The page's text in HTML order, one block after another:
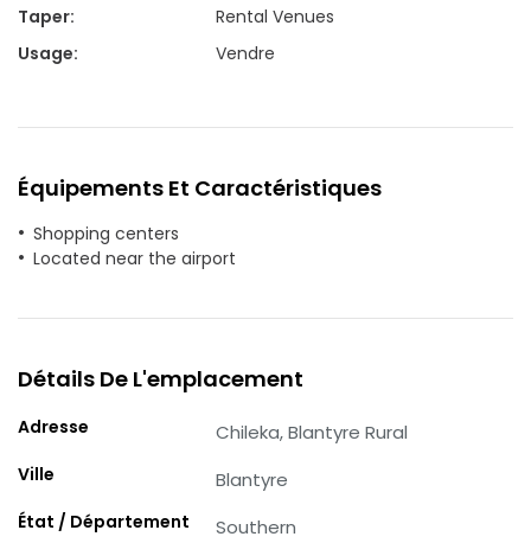
Taper:
Rental Venues
Usage: Vendre
Équipements Et Caractéristiques
Shopping centers
Located near the airport
Détails De L'emplacement
Adresse Chileka, Blantyre Rural
Ville Blantyre
État / Département Southern